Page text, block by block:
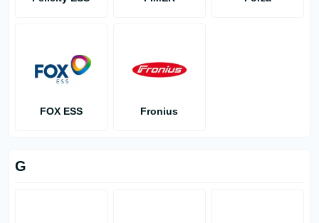
FOX ESS Fronius
G